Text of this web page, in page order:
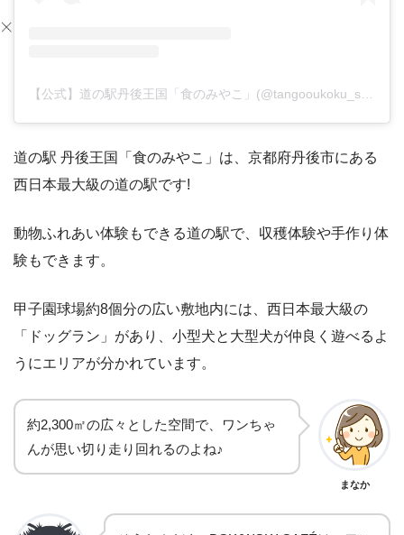
道の駅 丹後王国「食のみやこ」は、京都府丹後市にある
西日本最大級の道の駅です!
動物ふれあい体験もできる道の駅で、収穫体験や手作り体
験もできます。
甲子園球場約8個分の広い敷地内には、西日本最大級の
「ドッグラン」があり、小型犬と大型犬が仲良く遊べるよ
うにエリアが分かれています。
約2,300㎡の広々とした空間で、ワンちゃ
んが思い切り走り回れるのよね♪
まなか